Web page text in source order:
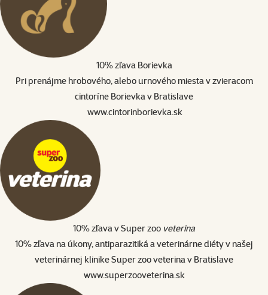
10% zľava Borievka
Pri prenájme hrobového, alebo urnového miesta v zvieracom
cintoríne Borievka v Bratislave
www.cintorinborievka.sk
10% zľava v Super zoo veterina
10% zľava na úkony, antiparazitiká a veterinárne diéty v našej
veterinárnej klinike Super zoo veterina v Bratislave
www.superzooveterina.sk